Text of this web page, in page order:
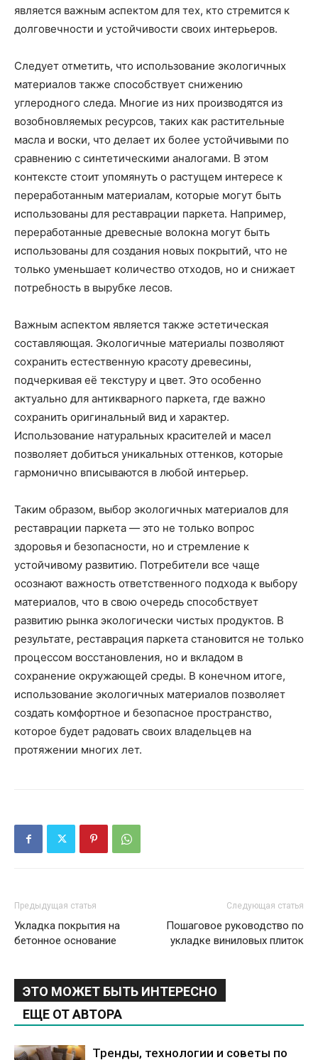
является важным аспектом для тех, кто стремится к
долговечности и устойчивости своих интерьеров.
Следует отметить, что использование экологичных
материалов также способствует снижению
углеродного следа. Многие из них производятся из
возобновляемых ресурсов, таких как растительные
масла и воски, что делает их более устойчивыми по
сравнению с синтетическими аналогами. В этом
контексте стоит упомянуть о растущем интересе к
переработанным материалам, которые могут быть
использованы для реставрации паркета. Например,
переработанные древесные волокна могут быть
использованы для создания новых покрытий, что не
только уменьшает количество отходов, но и снижает
потребность в вырубке лесов.
Важным аспектом является также эстетическая
составляющая. Экологичные материалы позволяют
сохранить естественную красоту древесины,
подчеркивая её текстуру и цвет. Это особенно
актуально для антикварного паркета, где важно
сохранить оригинальный вид и характер.
Использование натуральных красителей и масел
позволяет добиться уникальных оттенков, которые
гармонично вписываются в любой интерьер.
Таким образом, выбор экологичных материалов для
реставрации паркета — это не только вопрос
здоровья и безопасности, но и стремление к
устойчивому развитию. Потребители все чаще
осознают важность ответственного подхода к выбору
материалов, что в свою очередь способствует
развитию рынка экологически чистых продуктов. В
результате, реставрация паркета становится не только
процессом восстановления, но и вкладом в
сохранение окружающей среды. В конечном итоге,
использование экологичных материалов позволяет
создать комфортное и безопасное пространство,
которое будет радовать своих владельцев на
протяжении многих лет.
Предыдущая статья
Укладка покрытия на
бетонное основание
Следующая статья
Пошаговое руководство по
укладке виниловых плиток
ЭТО МОЖЕТ БЫТЬ ИНТЕРЕСНО
ЕЩЕ ОТ АВТОРА
Тренды, технологии и советы по